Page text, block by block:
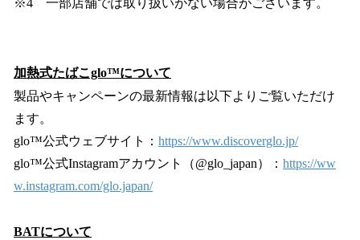
※4 一部店舗では取り扱いがない場合がございます。
加熱式たばこglo™について
製品やキャンペーンの最新情報は以下よりご覧いただけ
ます。
glo™公式ウェブサイト： https://www.discoverglo.jp/
glo™公式Instagramアカウント（@glo_japan）： https://ww
w.instagram.com/glo.japan/
BATについて